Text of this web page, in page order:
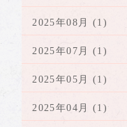
2025年08月 (1)
2025年07月 (1)
2025年05月 (1)
2025年04月 (1)